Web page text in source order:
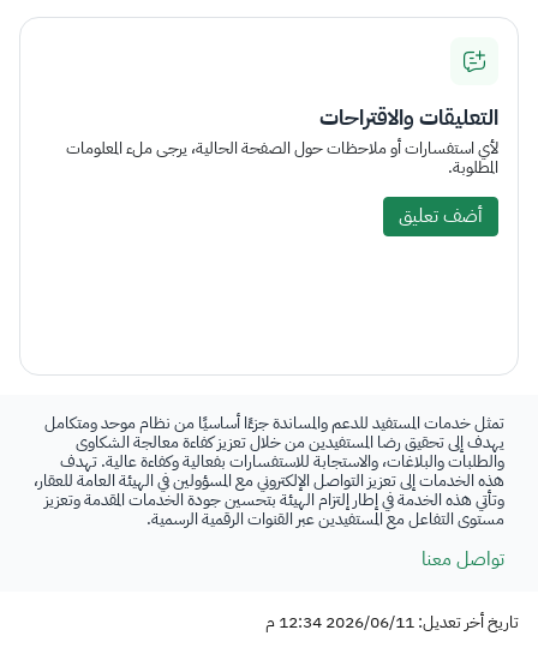
التعليقات والاقتراحات
لأي استفسارات أو ملاحظات حول الصفحة الحالية، يرجى ملء المعلومات
المطلوبة.
أضف تعليق
تمثل خدمات المستفيد للدعم والمساندة جزءًا أساسيًا من نظام موحد ومتكامل
يهدف إلى تحقيق رضا المستفيدين من خلال تعزيز كفاءة معالجة الشكاوى
والطلبات والبلاغات، والاستجابة للاستفسارات بفعالية وكفاءة عالية. تهدف
هذه الخدمات إلى تعزيز التواصل الإلكتروني مع المسؤولين في الهيئة العامة للعقار،
وتأتي هذه الخدمة في إطار إلتزام الهيئة بتحسين جودة الخدمات المقدمة وتعزيز
مستوى التفاعل مع المستفيدين عبر القنوات الرقمية الرسمية.
تواصل معنا
تاريخ أخر تعديل: 2026/06/11 12:34 م